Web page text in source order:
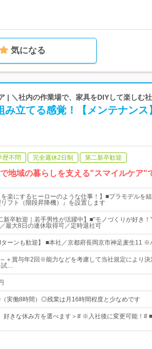
気になる
| ＼社内の作業場で、家具をDIYして楽しむ
み立てる感覚！【メンテナン
歴不問 完全週休2日制 第二新卒歓迎
地域の暮らしを支える"スマイルケア"
を楽にするヒーローのような仕事！】■プラモデルを
フト（階段昇降機）』を設置します
新卒歓迎｜若手男性が活躍中】■"モノづくりが好き
最大8日の連休取得可／定時退社可
Iターンも歓迎】 ■本社／京都府長岡京市神足麦生11
＋賞与年2回※能力などを考慮して当社規定により
試…
実働8時間）◎残業は月16時間程度と少なめです
好きな休み方を選べます＞# ※入社後に変更可能！# ■